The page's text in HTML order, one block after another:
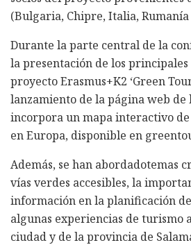
(Bulgaria, Chipre, Italia, Rumanía
Durante la parte central de la
la presentación de los
proyecto Erasmus+K2 ‘Green
lanzamiento de la página web
incorpora un mapa interactivo de
en Europa, disponible en
Además, se han abordadotemas
vías verdes accesibles, la
información en la planificación
algunas experiencias de turismo
ciudad y de la provincia de